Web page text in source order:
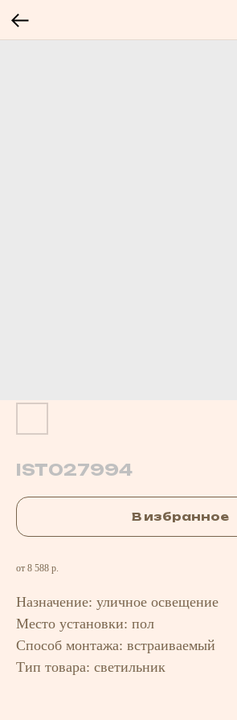
IST027994
В избранное
от 8 588 р.
Назначение: уличное освещение
Место установки: пол
Способ монтажа: встраиваемый
Тип товара: светильник